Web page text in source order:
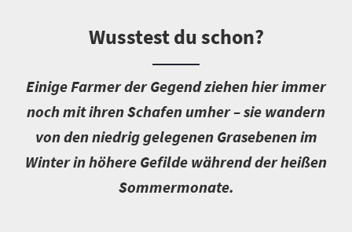
Wusstest du schon?
Einige Farmer der Gegend ziehen hier immer
noch mit ihren Schafen umher – sie wandern
von den niedrig gelegenen Grasebenen im
Winter in höhere Gefilde während der heißen
Sommermonate.